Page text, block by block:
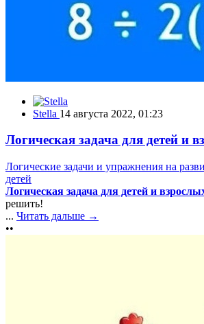
Stella 14 августа 2022, 01:23
Логическая задача для детей и
Логические задачи и упражнения на
детей
Логическая задача для детей и
решить!
... Читать дальше →
••